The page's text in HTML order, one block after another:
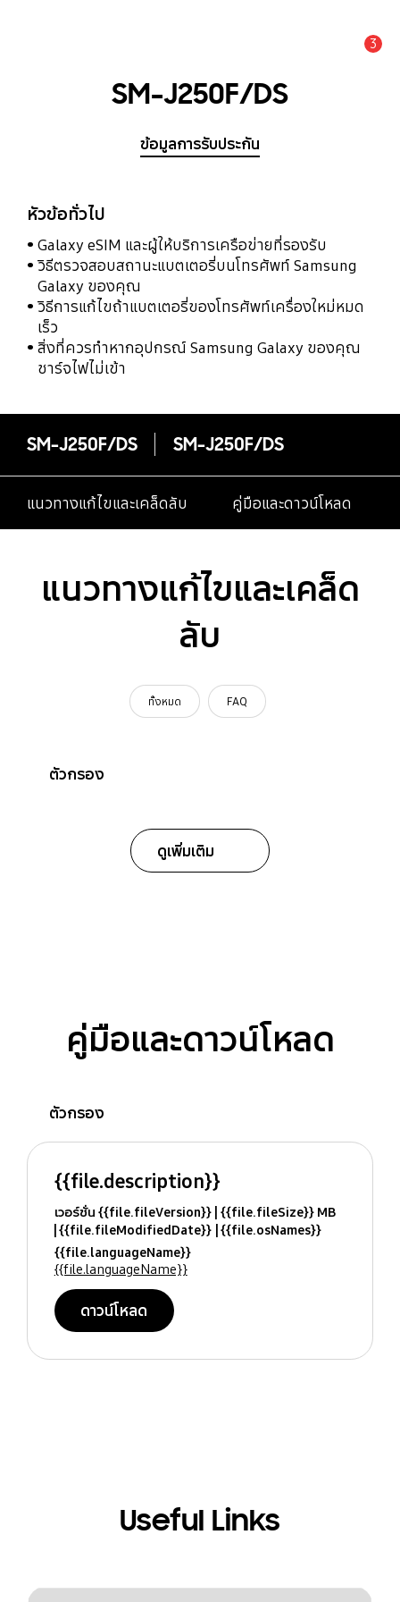
3
SM-J250F/DS
ข้อมูลการรับประกัน
หัวข้อทั่วไป
Galaxy eSIM และผู้ให้บริการเครือข่ายที่รองรับ
วิธีตรวจสอบสถานะแบตเตอรี่บนโทรศัพท์ Samsung
Galaxy ของคุณ
วิธีการแก้ไขถ้าแบตเตอรี่ของโทรศัพท์เครื่องใหม่หมด
เร็ว
สิ่งที่ควรทำหากอุปกรณ์ Samsung Galaxy ของคุณ
ชาร์จไฟไม่เข้า
SM-J250F/DS SM-J250F/DS
แนวทางแก้ไขและเคล็ดลับ คู่มือและดาวน์โหลด
แนวทางแก้ไขและเคล็ด
ลับ
ทั้งหมด FAQ
ตัวกรอง
ดูเพิ่มเติม
คู่มือและดาวน์โหลด
ตัวกรอง
{{file.description}}
เวอร์ชั่น {{file.fileVersion}} {{file.fileSize}} MB
{{file.fileModifiedDate}} {{file.osNames}}
{{file.languageName}}
{{file.languageName}}
ดาวน์โหลด
Useful Links